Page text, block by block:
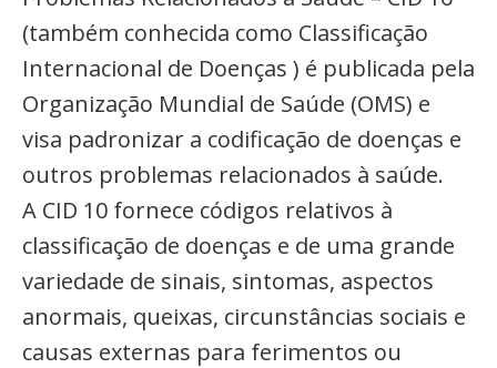
(também conhecida como Classificação
Internacional de Doenças ) é publicada pela
Organização Mundial de Saúde (OMS) e
visa padronizar a codificação de doenças e
outros problemas relacionados à saúde.
A CID 10 fornece códigos relativos à
classificação de doenças e de uma grande
variedade de sinais, sintomas, aspectos
anormais, queixas, circunstâncias sociais e
causas externas para ferimentos ou